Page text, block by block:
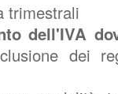
trimestrali
dell'IVA
dei